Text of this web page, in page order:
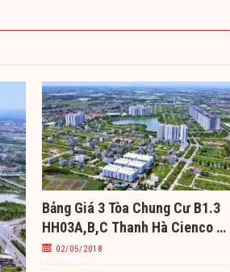
Bảng Giá 3 Tòa Chung Cư B1.3
HH03A,B,C Thanh Hà Cienco 5
Ngày 5-15/05/2018
02/05/2018